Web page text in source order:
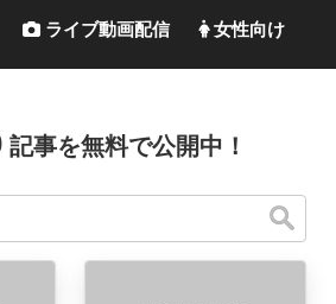
ライブ動画配信 女性向け
記事を無料で公開中！